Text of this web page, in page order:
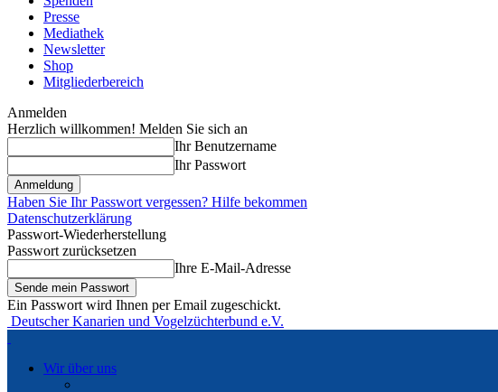
Presse
Mediathek
Newsletter
Shop
Mitgliederbereich
Anmelden
Herzlich willkommen! Melden Sie sich an
Ihr Benutzername
Ihr Passwort
Haben Sie Ihr Passwort vergessen? Hilfe bekommen
Datenschutzerklärung
Passwort-Wiederherstellung
Passwort zurücksetzen
Ihre E-Mail-Adresse
Ein Passwort wird Ihnen per Email zugeschickt.
Deutscher Kanarien und Vogelzüchterbund e.V.
Wir über uns